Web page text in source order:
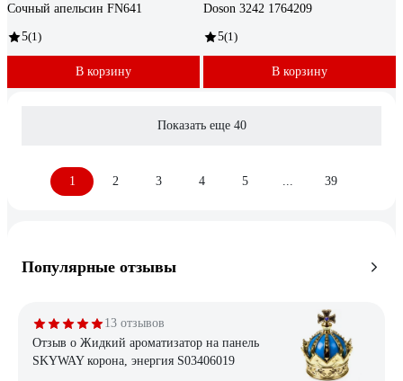
Сочный апельсин FN641
5(1)
В корзину
Doson 3242 1764209
5(1)
В корзину
Показать еще 40
1 2 3 4 5 39
Популярные отзывы
13 отзывов
Отзыв о Жидкий ароматизатор на панель
SKYWAY корона, энергия S03406019